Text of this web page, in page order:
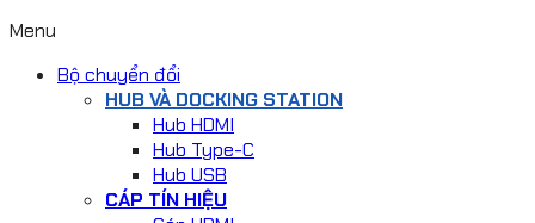
Menu
Bộ chuyển đổi
HUB VÀ DOCKING STATION
Hub HDMI
Hub Type-C
Hub USB
CÁP TÍN HIỆU